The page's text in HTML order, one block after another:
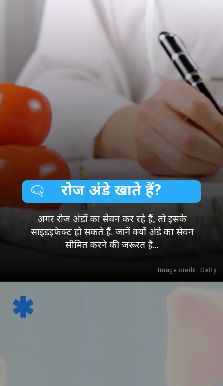
रोज अंडे खाते हैं?
अगर रोज अंडों का सेवन कर रहे हैं, तो इसके
साइडइफेक्ट हो सकते हैं. जानें क्यों अंडे का सेवन
सीमित करने की जरूरत है...
Image credit: Getty